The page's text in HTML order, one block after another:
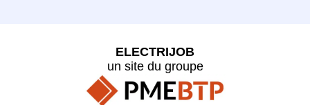
ELECTRIJOB
un site du groupe